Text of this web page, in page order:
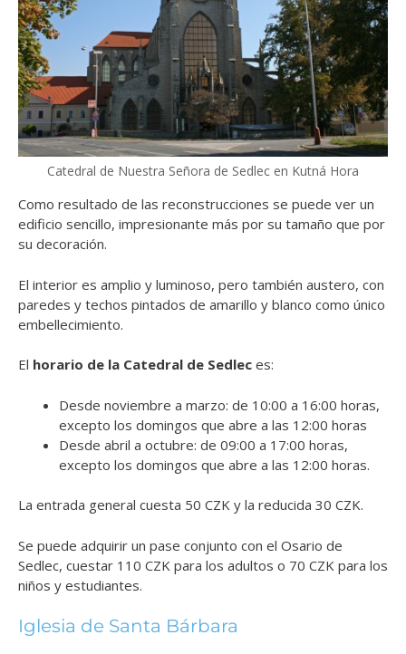
Catedral de Nuestra Señora de Sedlec en Kutná Hora
Como resultado de las reconstrucciones se puede ver un
edificio sencillo, impresionante más por su tamaño que por
su decoración.
El interior es amplio y luminoso, pero también austero, con
paredes y techos pintados de amarillo y blanco como único
embellecimiento.
El horario de la Catedral de Sedlec es:
Desde noviembre a marzo: de 10:00 a 16:00 horas,
excepto los domingos que abre a las 12:00 horas
Desde abril a octubre: de 09:00 a 17:00 horas,
excepto los domingos que abre a las 12:00 horas.
La entrada general cuesta 50 CZK y la reducida 30 CZK.
Se puede adquirir un pase conjunto con el Osario de
Sedlec, cuestar 110 CZK para los adultos o 70 CZK para los
niños y estudiantes.
Iglesia de Santa Bárbara